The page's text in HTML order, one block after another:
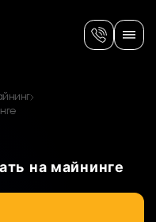
на майнинге